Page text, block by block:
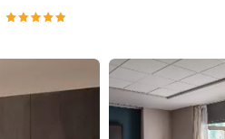
Ver 16 fotos